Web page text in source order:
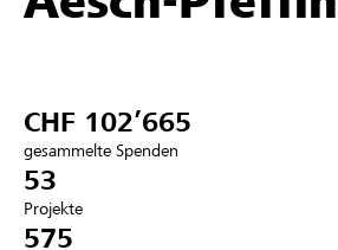
Hilfe & Support
Anmelden
CHF 102’665
gesammelte Spenden
53
Projekte
575